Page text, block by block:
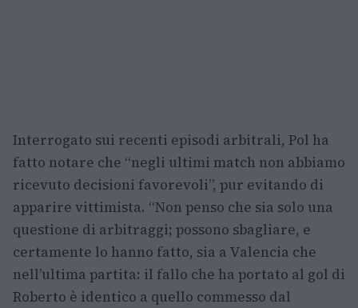
Interrogato sui recenti episodi arbitrali, Pol ha
fatto notare che “negli ultimi match non abbiamo
ricevuto decisioni favorevoli”, pur evitando di
apparire vittimista. “Non penso che sia solo una
questione di arbitraggi; possono sbagliare, e
certamente lo hanno fatto, sia a Valencia che
nell’ultima partita: il fallo che ha portato al gol di
Roberto è identico a quello commesso dal